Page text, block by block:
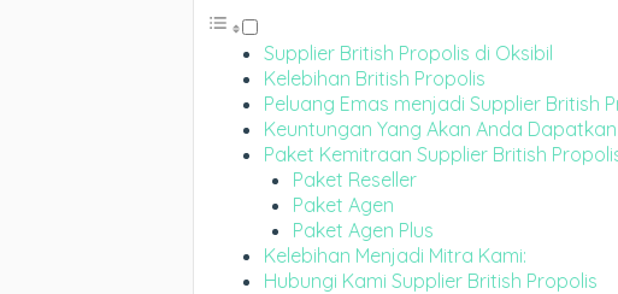
Supplier British Propolis di Oksibil
Kelebihan British Propolis
Peluang Emas menjadi Supplier British
Keuntungan Yang Akan Anda
Paket Kemitraan Supplier British
Paket Reseller
Paket Agen
Paket Agen Plus
Kelebihan Menjadi Mitra Kami:
Hubungi Kami Supplier British Propolis